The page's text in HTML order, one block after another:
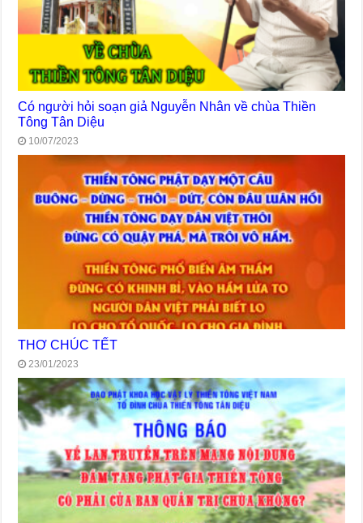
Có người hỏi soạn giả Nguyễn Nhân về chùa Thiền
Tông Tân Diệu
10/07/2023
THƠ CHÚC TẾT
23/01/2023